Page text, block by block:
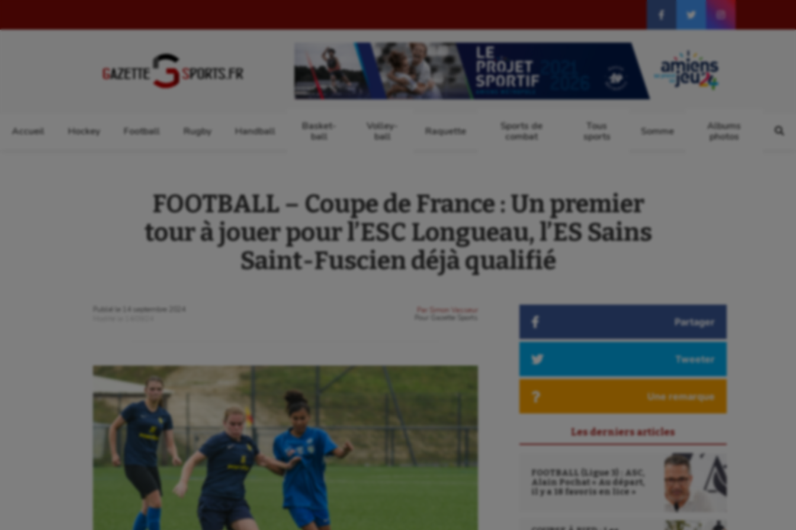
Accueil Hockey Football Rugby Handball
Basket-
ball
Volley-
ball
Raquette
Sports de
combat
Tous
sports
Somme
Albums
photos
FOOTBALL – Coupe de France : Un premier
tour à jouer pour l’ESC Longueau, l’ES Sains
Saint-Fuscien déjà qualifié
Publié le
14 septembre 2024
Par
Simon Vasseur
Gazette Sports Partager
Tweeter
Une remarque
Les derniers articles
FOOTBALL (Ligue 3) : ASC,
Alain Pochat « Au départ,
il y a 18 favoris en lice »